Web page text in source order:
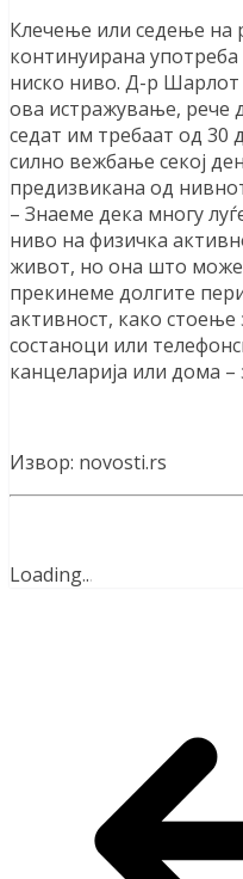
Клечење или седење
континуирана
ниско ниво. Д-р Шарлот
ова истражување, рече
седат им требаат од 30
силно вежбање секој
предизвикана од
– Знаеме дека многу
ниво на физичка
живот, но она што
прекинеме долгите
активност, како
состаноци или
канцеларија или дома –
Извор: novosti.rs
Loading...